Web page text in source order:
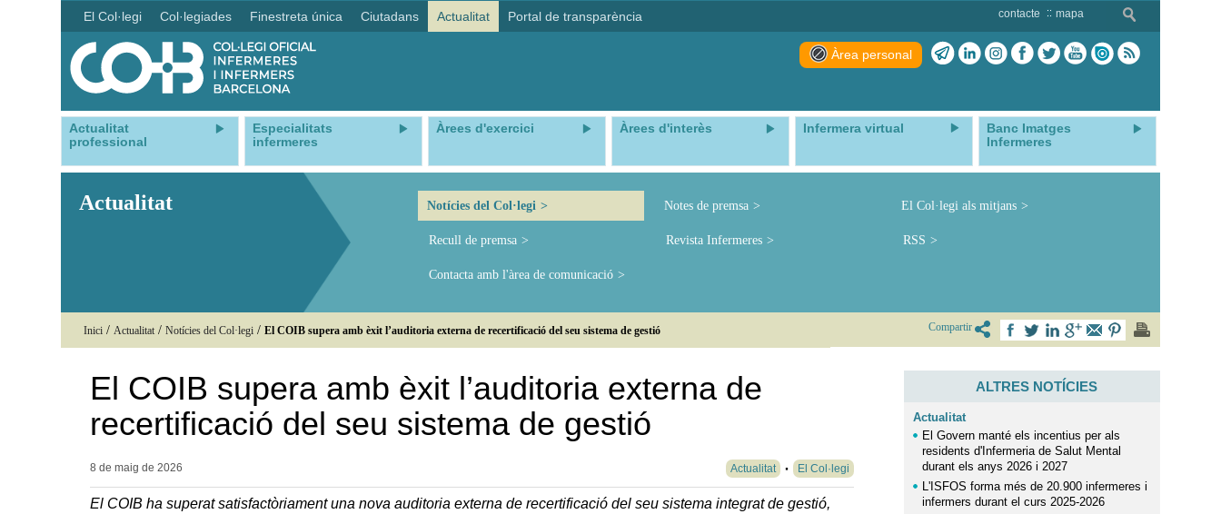
El Col·legi Col·legiades Finestreta única Ciutadans Actualitat Portal de transparència contacte mapa
Àrea personal
Actualitat
professional
Especialitats
infermeres
Àrees d'exercici Àrees d'interès Infermera virtual
Banc Imatges
Infermeres
Actualitat Notícies del Col·legi Notes de premsa El Col·legi als mitjans
Recull de premsa Revista Infermeres RSS
Contacta amb l'àrea de comunicació
Inici / Actualitat / Notícies del Col·legi / El COIB supera amb èxit l’auditoria externa de recertificació del seu sistema de gestió Compartir
El COIB supera amb èxit l’auditoria externa de
recertificació del seu sistema de gestió
8 de maig de 2026 Actualitat El Col·legi
El COIB ha superat satisfactòriament una nova auditoria externa de recertificació del seu sistema integrat de gestió,
ALTRES NOTÍCIES
Actualitat
El Govern manté els incentius per als
residents d'Infermeria de Salut Mental
durant els anys 2026 i 2027
L'ISFOS forma més de 20.900 infermeres i
infermers durant el curs 2025-2026